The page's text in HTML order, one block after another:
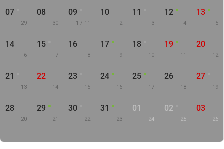
07
29
08
30
09
1 / 11
10
2
11
3
12
4
13
5
14
6
15
7
16
8
17
9
18
10
19
11
20
12
21
13
22
14
23
15
24
16
25
17
26
18
27
19
28
20
29
21
30
22
31
23
01
24
02
25
03
26